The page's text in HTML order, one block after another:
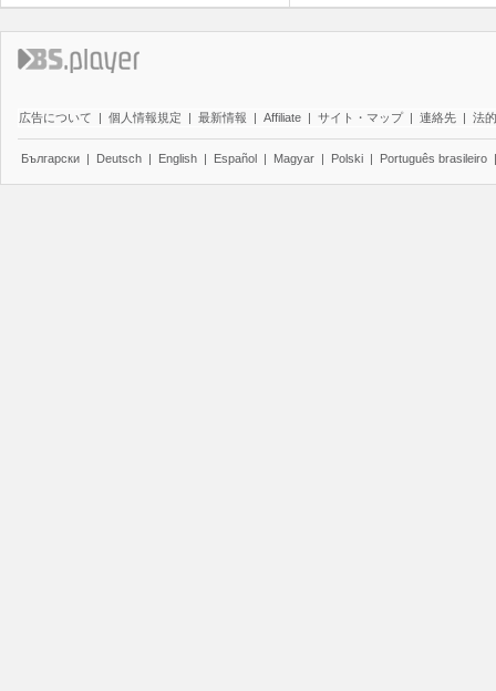
広告について | 個人情報規定 | 最新情報 | Affiliate | サイト・マップ | 連絡先 | 法
Български | Deutsch | English | Español | Magyar | Polski | Português brasileiro